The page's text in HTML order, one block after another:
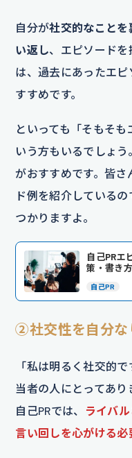
自分が社交的なこと
い返し、エピソードを
は、過去にあったエ
すすめです。
といっても「そもそ
いう方もいるでしょ
がおすすめです。皆さ
ド例を紹介している
つかりますよ。
自己PRエ
策・書き
自己PR
②社交性を自分な
「私は明るく社交的
当者の人にとってあり
自己PRでは、
ライバ
言い回しを心がける必